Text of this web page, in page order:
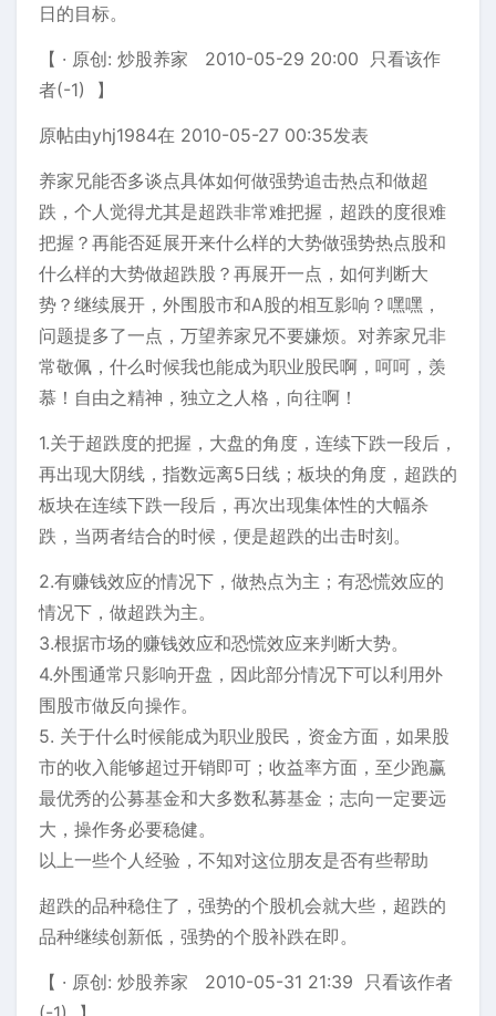
日的目标。
【 · 原创: 炒股养家 2010-05-29 20:00 只看该作
者(-1) 】
原帖由yhj1984在 2010-05-27 00:35发表
养家兄能否多谈点具体如何做强势追击热点和做超
跌，个人觉得尤其是超跌非常难把握，超跌的度很难
把握？再能否延展开来什么样的大势做强势热点股和
什么样的大势做超跌股？再展开一点，如何判断大
势？继续展开，外围股市和A股的相互影响？嘿嘿，
问题提多了一点，万望养家兄不要嫌烦。对养家兄非
常敬佩，什么时候我也能成为职业股民啊，呵呵，羡
慕！自由之精神，独立之人格，向往啊！
1.关于超跌度的把握，大盘的角度，连续下跌一段后，
再出现大阴线，指数远离5日线；板块的角度，超跌的
板块在连续下跌一段后，再次出现集体性的大幅杀
跌，当两者结合的时候，便是超跌的出击时刻。
2.有赚钱效应的情况下，做热点为主；有恐慌效应的
情况下，做超跌为主。
3.根据市场的赚钱效应和恐慌效应来判断大势。
4.外围通常只影响开盘，因此部分情况下可以利用外
围股市做反向操作。
5. 关于什么时候能成为职业股民，资金方面，如果股
市的收入能够超过开销即可；收益率方面，至少跑赢
最优秀的公募基金和大多数私募基金；志向一定要远
大，操作务必要稳健。
以上一些个人经验，不知对这位朋友是否有些帮助
超跌的品种稳住了，强势的个股机会就大些，超跌的
品种继续创新低，强势的个股补跌在即。
【 · 原创: 炒股养家 2010-05-31 21:39 只看该作者